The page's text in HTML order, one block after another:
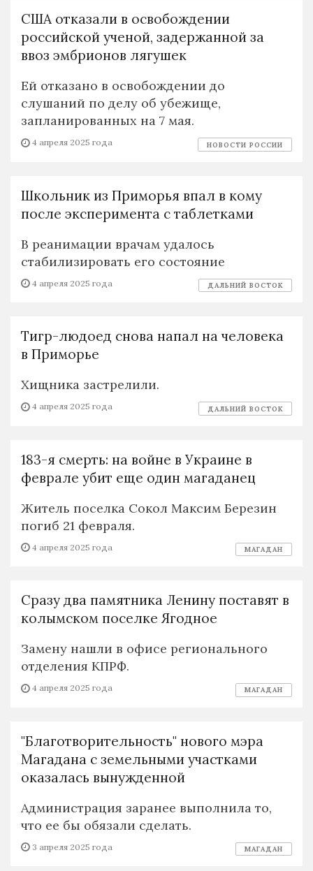
США отказали в освобождении
российской ученой, задержанной за
ввоз эмбрионов лягушек
Ей отказано в освобождении до
слушаний по делу об убежище,
запланированных на 7 мая.
4 апреля 2025 года НОВОСТИ РОССИИ
Школьник из Приморья впал в кому
после эксперимента с таблетками
В реанимации врачам удалось
стабилизировать его состояние
4 апреля 2025 года ДАЛЬНИЙ ВОСТОК
Тигр-людоед снова напал на человека
в Приморье
Хищника застрелили.
4 апреля 2025 года ДАЛЬНИЙ ВОСТОК
183-я смерть: на войне в Украине в
феврале убит еще один магаданец
Житель поселка Сокол Максим Березин
погиб 21 февраля.
4 апреля 2025 года МАГАДАН
Сразу два памятника Ленину поставят в
колымском поселке Ягодное
Замену нашли в офисе регионального
отделения КПРФ.
4 апреля 2025 года МАГАДАН
"Благотворительность" нового мэра
Магадана с земельными участками
оказалась вынужденной
Администрация заранее выполнила то,
что ее бы обязали сделать.
3 апреля 2025 года МАГАДАН